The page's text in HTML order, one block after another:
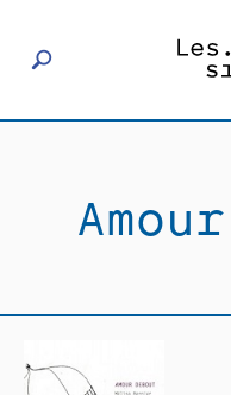
Éditeurs
Actualités